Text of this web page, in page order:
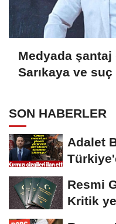
Medyada
Sarıkaya ve
SON HABERLER
Adalet
Resmi
Kritik